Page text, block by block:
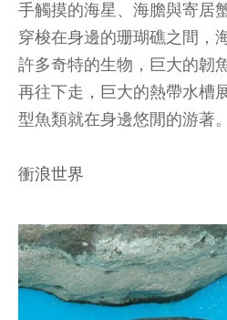
手觸摸的海星、海膽與寄居
穿梭在身邊的珊瑚礁之間，
許多奇特的生物，巨大的韌
再往下走，巨大的熱帶水槽
型魚類就在身邊悠閒的游著。
衝浪世界